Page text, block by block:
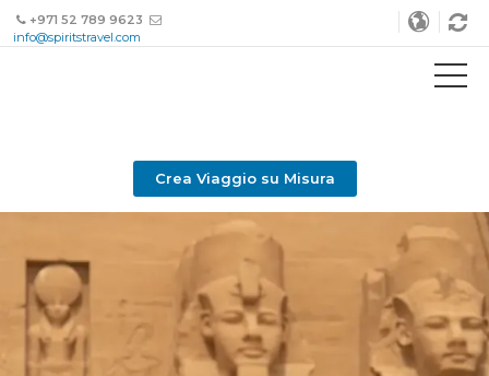
+971 52 789 9623
info@spiritstravel.com
Crea Viaggio su Misura